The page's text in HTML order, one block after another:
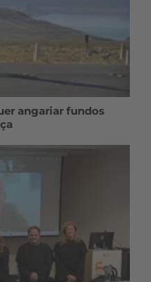
angariar fundos